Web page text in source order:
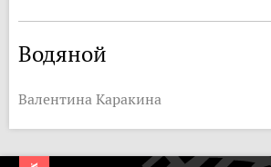
Водяной
Валентина Каракина